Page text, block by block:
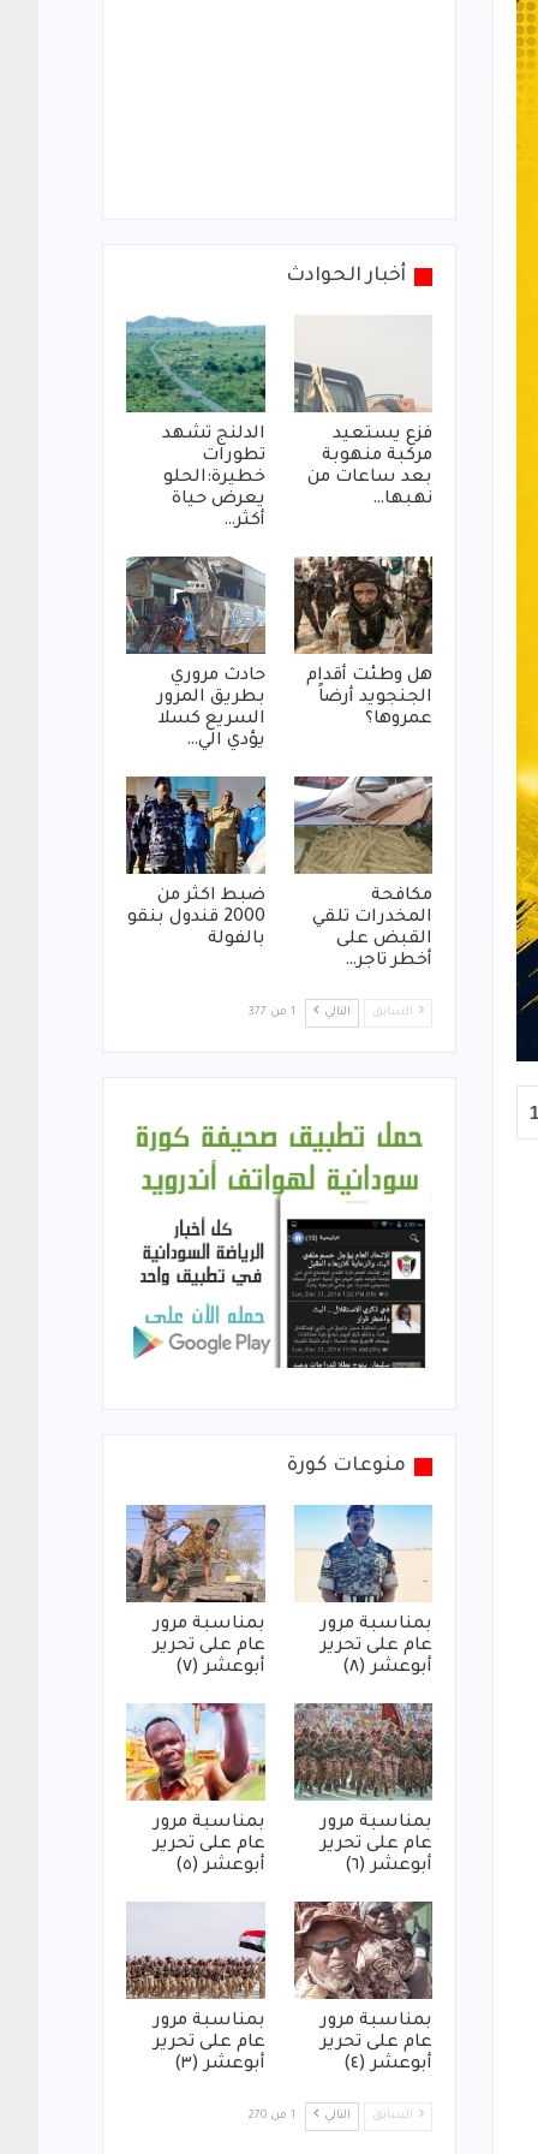
أخبار الحوادث
فزع يستعيد
مركبة منهوبة
بعد ساعات من
نهبها…
الدلنج تشهد
تطورات
خطيرة:الحلو
يعرض حياة
أكثر…
هل وطئت أقدام
الجنجويد أرضاً
عمروها؟
حادث مروري
بطريق المرور
السريع كسلا
يؤدي الي…
مكافحة
المخدرات تلقي
القبض على
أخطر تاجر…
ضبط اكثر من
2000 قندول بنقو
بالفولة
السابق التالي 1 من 377
منوعات كورة
بمناسبة مرور
عام على تحرير
أبوعشر (٨)
بمناسبة مرور
عام على تحرير
أبوعشر (٧)
بمناسبة مرور
عام على تحرير
أبوعشر (٦)
بمناسبة مرور
عام على تحرير
أبوعشر (٥)
بمناسبة مرور
عام على تحرير
أبوعشر (٤)
بمناسبة مرور
عام على تحرير
أبوعشر (٣)
السابق التالي 1 من 270